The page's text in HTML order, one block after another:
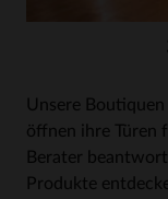
Unsere
öffnen ihre Türen
Berater
Produkte